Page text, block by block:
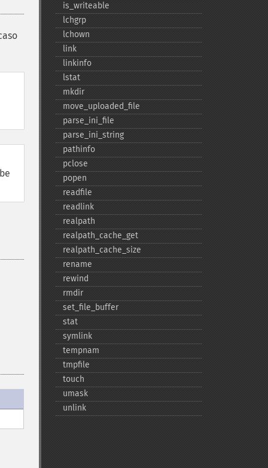
is_​writeable
lchgrp
lchown
link
linkinfo
lstat
mkdir
move_​uploaded_​file
parse_​ini_​file
parse_​ini_​string
pathinfo
pclose
popen
readfile
readlink
realpath
realpath_​cache_​get
realpath_​cache_​size
rename
rewind
rmdir
set_​file_​buffer
stat
symlink
tempnam
tmpfile
touch
umask
unlink